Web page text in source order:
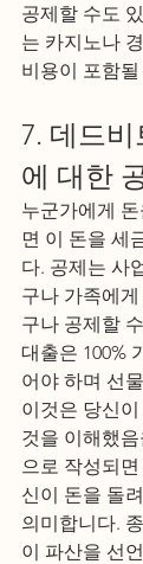
공제할 수도
는 카지노나
비용이 포함
7. 데드비
에 대한
누군가에게
면 이 돈을 세
다. 공제는 사
구나 가족에
구나 공제할
대출은 100%
어야 하며 선
이것은 당신
것을 이해했
으로 작성되
신이 돈을 돌
의미합니다.
이 파산을 선